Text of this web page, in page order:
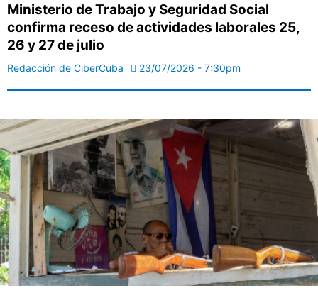
Ministerio de Trabajo y Seguridad Social
confirma receso de actividades laborales 25,
26 y 27 de julio
Redacción de CiberCuba 23/07/2026 - 7:30pm